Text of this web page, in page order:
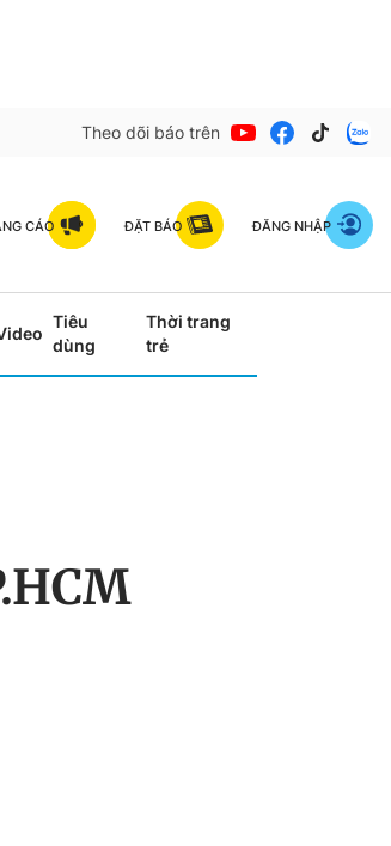
Theo dõi báo trên
CÁO ĐẶT BÁO ĐĂNG NHẬP
Tiêu
dùng
Thời trang
trẻ